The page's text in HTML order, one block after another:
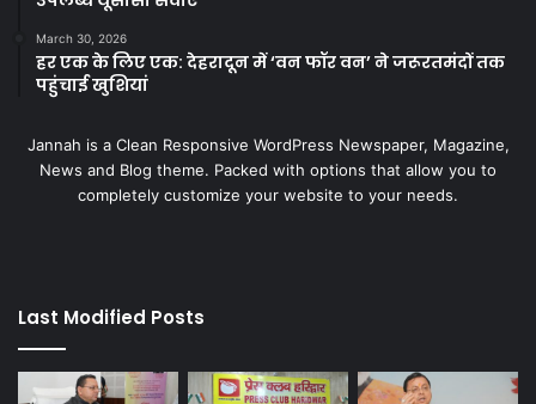
March 30, 2026
हर एक के लिए एक: देहरादून में ‘वन फॉर वन’ ने जरूरतमंदों तक
पहुंचाई खुशियां
Jannah is a Clean Responsive WordPress Newspaper, Magazine,
News and Blog theme. Packed with options that allow you to
completely customize your website to your needs.
Last Modified Posts